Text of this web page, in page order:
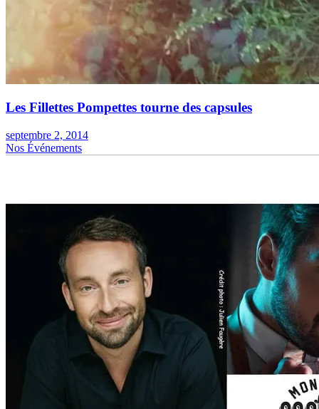
Les Fillettes Pompettes tourne des capsules
septembre 2, 2014
Nos Événements